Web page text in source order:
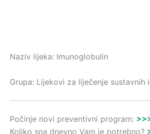
Naziv lijeka: Imunoglobulin
Grupa: Lijekovi za liječenje
Počinje novi preventivni program:
Koliko sna dnevno Vam je potrebno?